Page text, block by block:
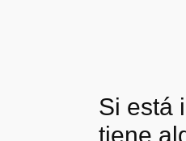
Si está
tiene